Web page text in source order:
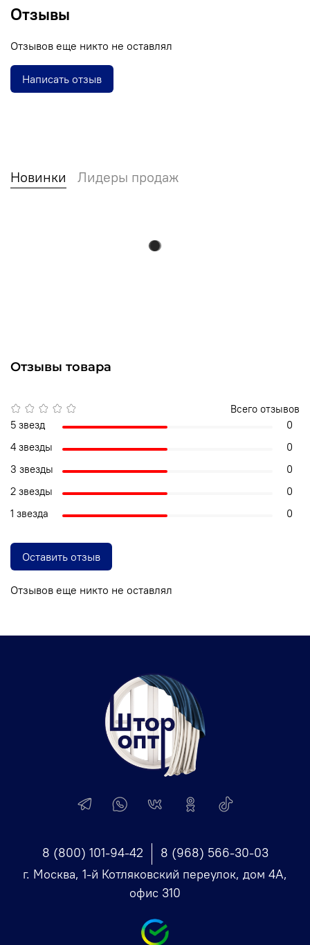
Отзывы
Отзывов еще никто не оставлял
Написать отзыв
Новинки Лидеры продаж
Отзывы товара
Отзывов еще никто не оставлял
Всего отзывов
5 звезд
0
4 звезды
0
3 звезды
0
2 звезды
0
1 звезда
0
Оставить отзыв
8 (800) 101-94-42
8 (968) 566-30-03
г. Москва, 1-й Котляковский переулок, дом 4А,
офис 310